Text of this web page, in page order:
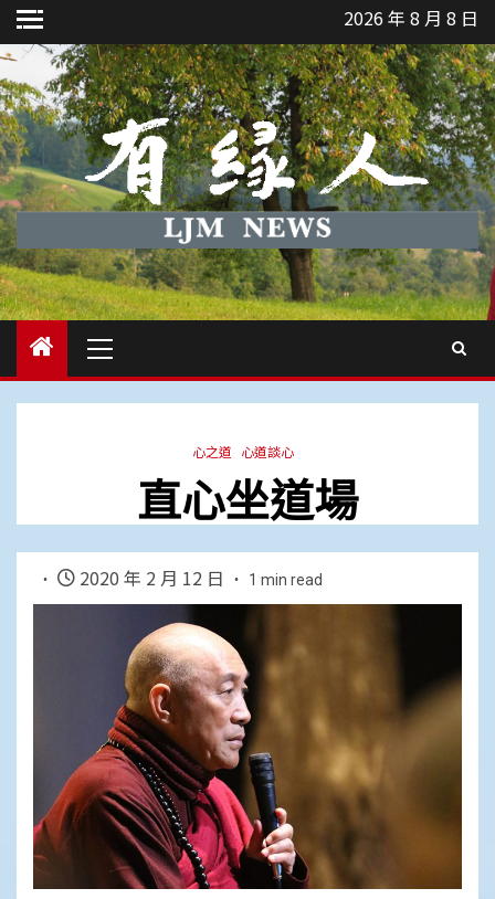
Skip
to
content
2026 年 8 月 8 日
Menu
心之道 心道談心
直心坐道場
2020 年 2 月 12 日 1 min read